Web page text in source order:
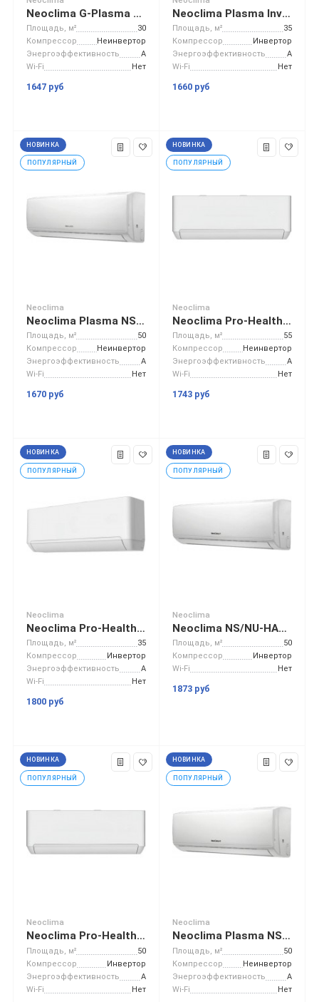
Neoclima G-Plasma NS/NU-HAX12R
Площадь, м²
30
Компрессор
Неинвертор
Энергоэффективность
A
Wi-Fi
Нет
1647 руб
Neoclima Plasma Inverter NS/NU-HAL12FWI
Площадь, м²
35
Компрессор
Инвертор
Энергоэффективность
A
Wi-Fi
Нет
1660 руб
НОВИНКА
ПОПУЛЯРНЫЙ
Neoclima
Neoclima Plasma NS/NU-HAL18F32
Площадь, м²
50
Компрессор
Неинвертор
Энергоэффективность
A
Wi-Fi
Нет
1670 руб
НОВИНКА
ПОПУЛЯРНЫЙ
Neoclima
Neoclima Pro-Health NS/NU-HAP18T32
Площадь, м²
55
Компрессор
Неинвертор
Энергоэффективность
A
Wi-Fi
Нет
1743 руб
НОВИНКА
ПОПУЛЯРНЫЙ
Neoclima
Neoclima Pro-Health Inverter NS/NU-HAP12TWI
Площадь, м²
35
Компрессор
Инвертор
Энергоэффективность
A
Wi-Fi
Нет
1800 руб
НОВИНКА
ПОПУЛЯРНЫЙ
Neoclima
Neoclima NS/NU-HAL18FWI32
Площадь, м²
50
Компрессор
Инвертор
Wi-Fi
Нет
1873 руб
НОВИНКА
ПОПУЛЯРНЫЙ
Neoclima
Neoclima Pro-Health Inverter NS/NU-HAP18TWI32
Площадь, м²
50
Компрессор
Инвертор
Энергоэффективность
A
Wi-Fi
Нет
НОВИНКА
ПОПУЛЯРНЫЙ
Neoclima
Neoclima Plasma NS/NU-HAL18F
Площадь, м²
50
Компрессор
Неинвертор
Энергоэффективность
A
Wi-Fi
Нет